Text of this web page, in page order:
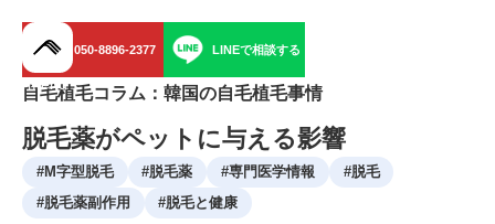
menu
050-8896-2377 LINEで相談する
自毛植毛コラム：韓国の自毛植毛事情
脱毛薬がペットに与える影響
#M字型脱毛 #脱毛薬 #専門医学情報 #脱毛
#脱毛薬副作用 #脱毛と健康